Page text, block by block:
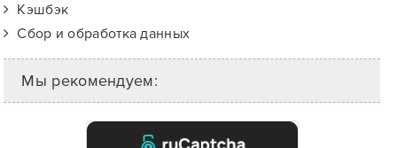
Кэшбэк
Сбор и обработка данных
Мы рекомендуем: